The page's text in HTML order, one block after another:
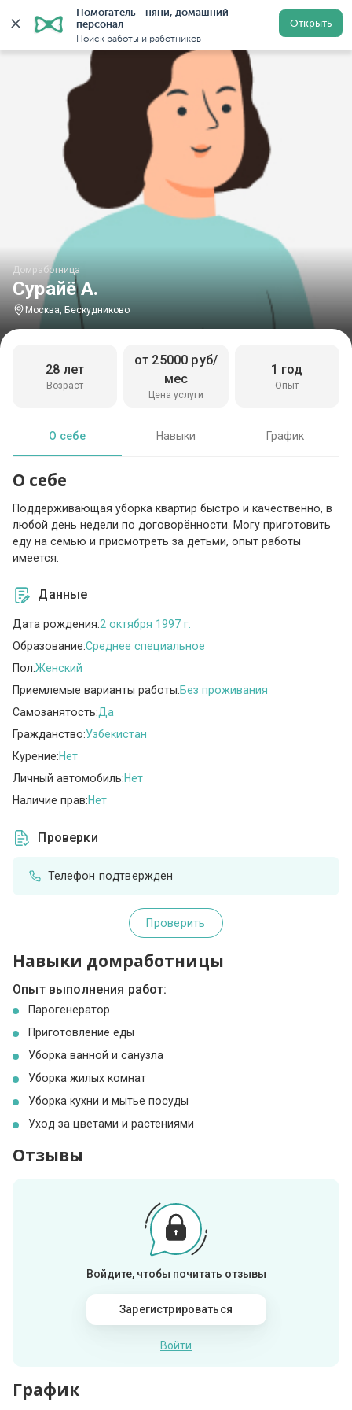
Помогатель - няни, домашний
персонал
Поиск работы и работников
Открыть
Главная Домработницы Домработницы в Москве
Сурайё А.
Домработница
Москва, Бескудниково
Возраст
28 лет
Цена услуги
от 25000 руб/
мес
Опыт
1 год
О себе Навыки График
О себе
Поддерживающая уборка квартир быстро и качественно, в
любой день недели по договорённости. Могу приготовить
еду на семью и присмотреть за детьми, опыт работы
имеется.
Данные
Дата рождения:2 октября 1997 г.
Образование:Среднее специальное
Пол:Женский
Приемлемые варианты работы:Без проживания
Самозанятость:Да
Гражданство:Узбекистан
Курение:Нет
Личный автомобиль:Нет
Наличие прав:Нет
Проверки
Телефон подтвержден
Проверить
Навыки домработницы
Опыт выполнения работ:
Парогенератор
Приготовление еды
Уборка ванной и санузла
Уборка жилых комнат
Уборка кухни и мытье посуды
Уход за цветами и растениями
Отзывы
Войдите, чтобы почитать отзывы
Зарегистрироваться
Войти
График